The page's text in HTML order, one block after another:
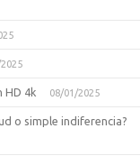
HD 4k 08/01/2025
o simple indiferencia?